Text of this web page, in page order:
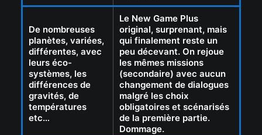
De nombreuses
planètes, variées,
différentes, avec
leurs éco-
systèmes, les
différences de
gravités, de
températures
etc…
Le New Game Plus
original, surprenant, mais
qui finalement reste un
peu décevant. On rejoue
les mêmes missions
(secondaire) avec aucun
changement de dialogues
malgré les choix
obligatoires et scénarisés
de la première partie.
Dommage.